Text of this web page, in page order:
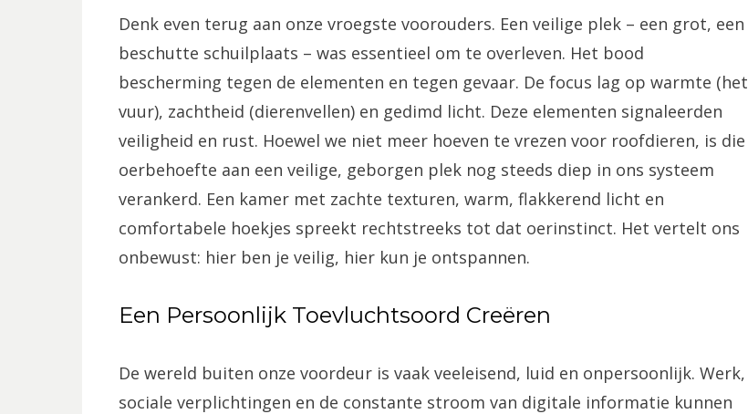
Denk even terug aan onze vroegste voorouders. Een veilige plek – een grot, een
beschutte schuilplaats – was essentieel om te overleven. Het bood
bescherming tegen de elementen en tegen gevaar. De focus lag op warmte (het
vuur), zachtheid (dierenvellen) en gedimd licht. Deze elementen signaleerden
veiligheid en rust. Hoewel we niet meer hoeven te vrezen voor roofdieren, is die
oerbehoefte aan een veilige, geborgen plek nog steeds diep in ons systeem
verankerd. Een kamer met zachte texturen, warm, flakkerend licht en
comfortabele hoekjes spreekt rechtstreeks tot dat oerinstinct. Het vertelt ons
onbewust: hier ben je veilig, hier kun je ontspannen.
Een Persoonlijk Toevluchtsoord Creëren
De wereld buiten onze voordeur is vaak veeleisend, luid en onpersoonlijk. Werk,
sociale verplichtingen en de constante stroom van digitale informatie kunnen